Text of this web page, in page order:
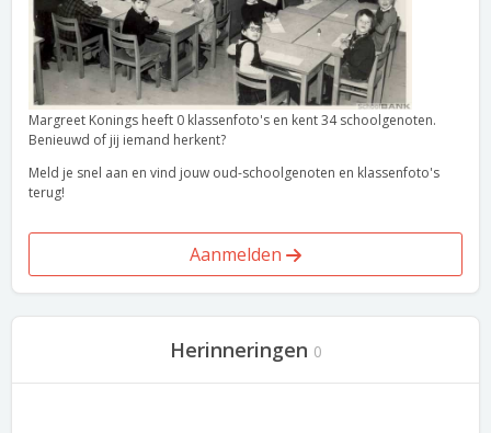
Margreet Konings heeft 0 klassenfoto's en kent 34 schoolgenoten.
Benieuwd of jij iemand herkent?
Meld je snel aan en vind jouw oud-schoolgenoten en klassenfoto's
terug!
Aanmelden
Herinneringen 0